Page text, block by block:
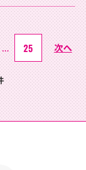
... 25 次へ